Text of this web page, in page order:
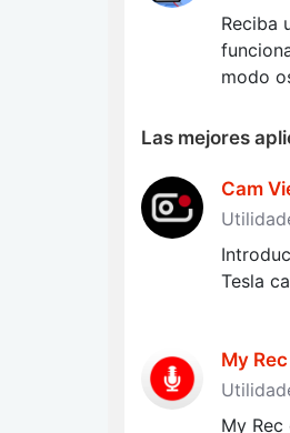
Reciba
modo
Las mejores
Cam
Tesla
My
My